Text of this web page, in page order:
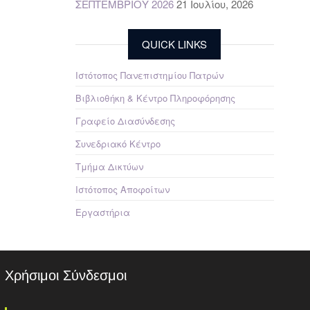
ΣΕΠΤΕΜΒΡΙΟΥ 2026 21 Ιουλίου, 2026
QUICK LINKS
Ιστότοπος Πανεπιστημίου Πατρών
Βιβλιοθήκη & Κέντρο Πληροφόρησης
Γραφείο Διασύνδεσης
Συνεδριακό Κέντρο
Τμήμα Δικτύων
Ιστότοπος Αποφοίτων
Εργαστήρια
Χρήσιμοι Σύνδεσμοι